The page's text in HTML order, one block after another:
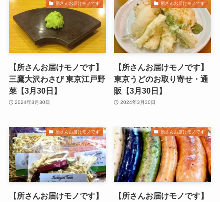
所さんお届けモノです
【所さんお届けモノです】
三鷹大沢わさび 東京江戸野
菜【3月30日】
2024年3月30日
所さんお届けモノです
【所さんお届けモノです】
東京うどのお取り寄せ・通
販【3月30日】
2024年3月30日
所さんお届けモノです
【所さんお届けモノです】
所さんお届けモノです
【所さんお届けモノです】